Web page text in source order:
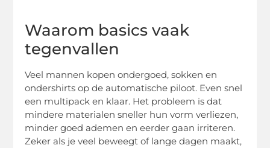
Waarom basics vaak
tegenvallen
Veel mannen kopen ondergoed, sokken en
ondershirts op de automatische piloot. Even snel
een multipack en klaar. Het probleem is dat
mindere materialen sneller hun vorm verliezen,
minder goed ademen en eerder gaan irriteren.
Zeker als je veel beweegt of lange dagen maakt,